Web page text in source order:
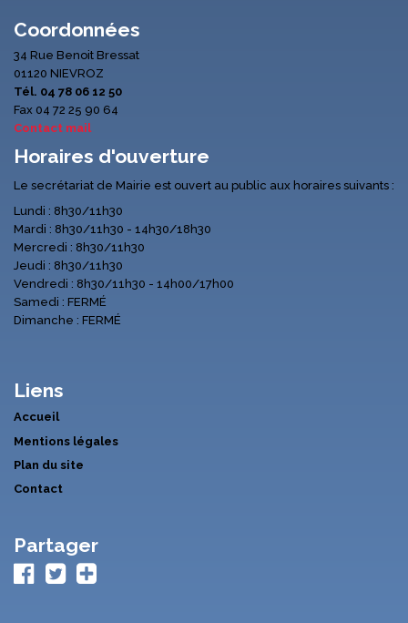
Coordonnées
34 Rue Benoit Bressat
01120 NIEVROZ
Tél. 04 78 06 12 50
Fax 04 72 25 90 64
Contact mail
Horaires d'ouverture
Le secrétariat de Mairie est ouvert au public aux horaires suivants :
Lundi : 8h30/11h30
Mardi : 8h30/11h30 - 14h30/18h30
Mercredi : 8h30/11h30
Jeudi : 8h30/11h30
Vendredi : 8h30/11h30 - 14h00/17h00
Samedi : FERMÉ
Dimanche : FERMÉ
Liens
Accueil
Mentions légales
Plan du site
Contact
Partager